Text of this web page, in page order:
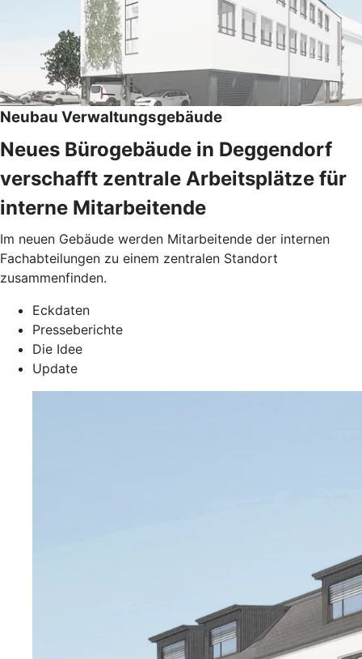
Neubau Verwaltungsgebäude
Neues Bürogebäude in Deggendorf
verschafft zentrale Arbeitsplätze für
interne Mitarbeitende
Im neuen Gebäude werden Mitarbeitende der internen
Fachabteilungen zu einem zentralen Standort
zusammenfinden.
Eckdaten
Presseberichte
Die Idee
Update